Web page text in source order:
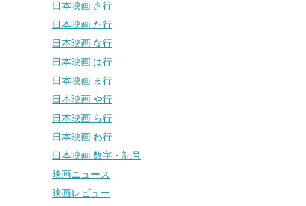
日本映画 さ行
日本映画 た行
日本映画 な行
日本映画 は行
日本映画 ま行
日本映画 や行
日本映画 ら行
日本映画 わ行
日本映画 数字・記号
映画ニュース
映画レビュー